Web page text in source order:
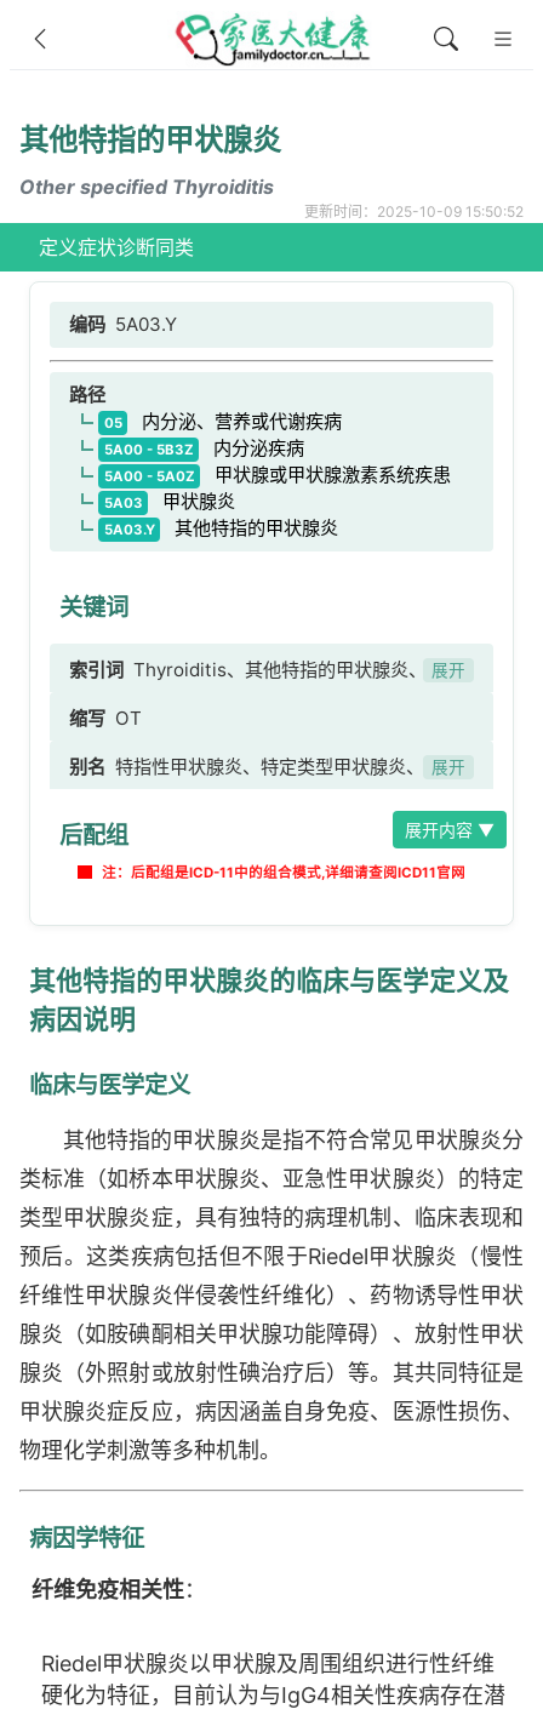
其他特指的甲状腺炎
Other specified Thyroiditis
更新时间：2025-10-09 15:50:52
定义症状诊断同类
编码 5A03.Y
路径
05 内分泌、营养或代谢疾病
5A00 - 5B3Z 内分泌疾病
5A00 - 5A0Z 甲状腺或甲状腺激素系统疾患
5A03 甲状腺炎
5A03.Y 其他特指的甲状腺炎
关键词
索引词 Thyroiditis、其他特指的甲状腺炎、
Riedel甲状腺炎、慢性侵袭性纤维性甲状腺炎、木
质性甲状腺炎、慢性纤维性甲状腺炎、Riedel甲状
腺肿 [possible translation]、Riedel甲状腺肿、
炎、I131治疗后放射性甲状腺炎、其他慢性甲状腺
炎、慢性甲状腺炎、纤维性甲状腺炎、纤维性甲状
性甲状腺炎、侵袭性纤维性甲状腺炎、非侵袭性纤
维性甲状腺炎、侵袭性甲状腺炎、桥本甲状腺炎，
纤维变性
展开
缩写 OT
别名 特指性甲状腺炎、特定类型甲状腺炎、其他
展开
后配组
注：后配组是ICD-11中的组合模式,详细请查阅ICD11官网
展开内容 ▼
其他特指的甲状腺炎的临床与医学定义及
病因说明
临床与医学定义
其他特指的甲状腺炎是指不符合常见甲状腺炎分
类标准（如桥本甲状腺炎、亚急性甲状腺炎）的特定
类型甲状腺炎症，具有独特的病理机制、临床表现和
预后。这类疾病包括但不限于Riedel甲状腺炎（慢性
纤维性甲状腺炎伴侵袭性纤维化）、药物诱导性甲状
腺炎（如胺碘酮相关甲状腺功能障碍）、放射性甲状
腺炎（外照射或放射性碘治疗后）等。其共同特征是
甲状腺炎症反应，病因涵盖自身免疫、医源性损伤、
物理化学刺激等多种机制。
病因学特征
纤维免疫相关性：
Riedel甲状腺炎以甲状腺及周围组织进行性纤维
硬化为特征，目前认为与IgG4相关性疾病存在潜